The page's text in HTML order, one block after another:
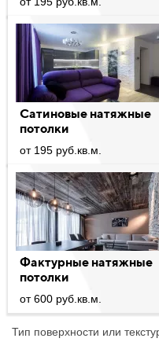
Сатиновые натяжные
потолки
от 195 руб.кв.м.
Фактурные натяжные
потолки
от 600 руб.кв.м.
Тип поверхности или